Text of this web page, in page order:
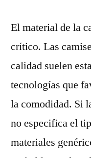
El material de la
crítico. Las
calidad suelen
tecnologías que
la comodidad. Si
no especifica el
materiales